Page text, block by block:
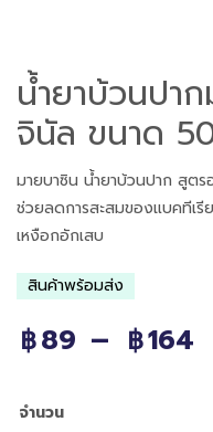
น้ำยาบ้วนปา
จินัล ขนาด
มายบาซิน น้ำยาบ้วนปาก สูต
ช่วยลดการสะสมของแบคทีเ
เหงือกอักเสบ
สินค้าพร้อมส่ง
฿89 – ฿164
จำนวน